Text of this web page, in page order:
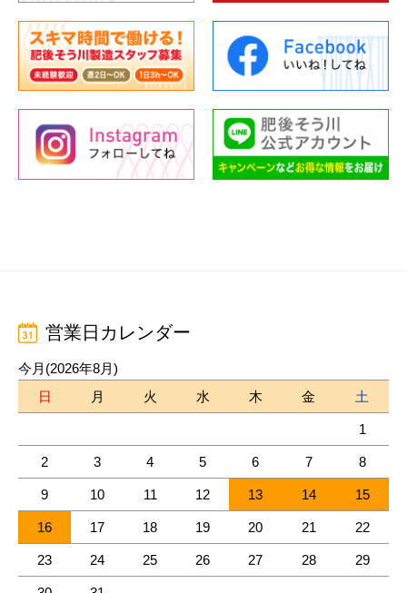
営業日カレンダー
今月(2026年8月)
日
月 火 水 木 金 土
1
2 3 4 5 6 7 8
9 10 11 12 13 14 15
16 17 18 19 20 21 22
23 24 25 26 27 28 29